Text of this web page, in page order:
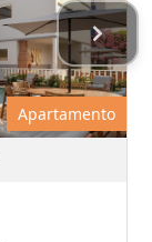
Apartamento